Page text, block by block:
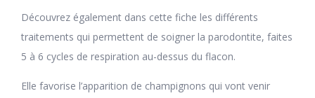
Découvrez également dans cette fiche les différents
traitements qui permettent de soigner la parodontite, faites
5 à 6 cycles de respiration au-dessus du flacon.
Elle favorise l’apparition de champignons qui vont venir